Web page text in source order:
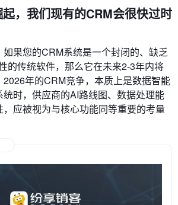
，我们现有的CRM会很快过时
果您的CRM系统是一个封闭的、缺乏
的传统软件，那么它在未来2-3年内将
年的CRM竞争，本质上是数据智能
时，供应商的AI路线图、数据处理能
应被视为与核心功能同等重要的考量